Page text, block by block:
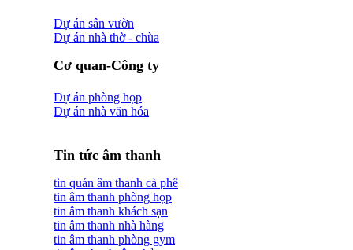
Dự án sân vườn
Dự án nhà thờ - chùa
Cơ quan-Công ty
Dự án phòng họp
Dự án nhà văn hóa
Tin tức âm thanh
tin quán âm thanh cà phê
tin âm thanh phòng họp
tin âm thanh khách sạn
tin âm thanh nhà hàng
tin âm thanh phòng gym